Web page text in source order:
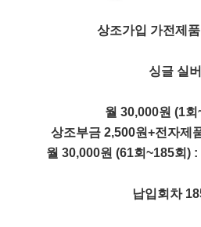
상조가입 가전제
싱글 실버
월 30,000원 (1회
상조부금 2,500원+전자제
월 30,000원 (61회~185회)
납입회차